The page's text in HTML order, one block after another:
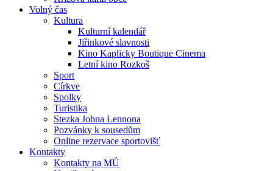
Volný čas
Kultura
Kulturní kalendář
Jiřinkové slavnosti
Kino Kaplicky Boutique Cinema
Letní kino Rozkoš
Sport
Církve
Spolky
Turistika
Stezka Johna Lennona
Pozvánky k sousedům
Online rezervace sportovišť
Kontakty
Kontakty na MÚ